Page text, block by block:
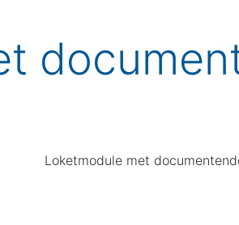
Loketmodule met